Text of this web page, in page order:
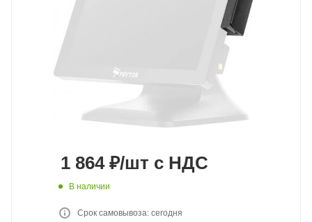
1 864₽/шт с НДС
В наличии
Срок самовывоза: сегодня